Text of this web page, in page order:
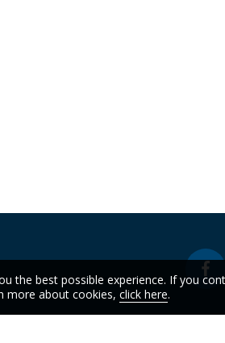
the best possible experience. If you
more about cookies, click here.